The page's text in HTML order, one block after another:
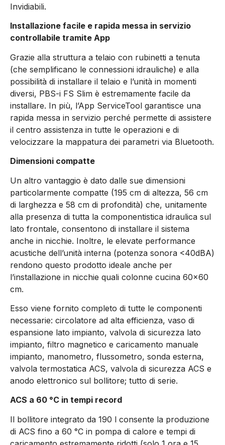
Invidiabili.
Installazione facile e rapida messa in servizio
controllabile tramite App
Grazie alla struttura a telaio con rubinetti a tenuta
(che semplificano le connessioni idrauliche) e alla
possibilità di installare il telaio e l’unità in momenti
diversi, PBS-i FS Slim è estremamente facile da
installare. In più, l’App ServiceTool garantisce una
rapida messa in servizio perché permette di assistere
il centro assistenza in tutte le operazioni e di
velocizzare la mappatura dei parametri via Bluetooth.
Dimensioni compatte
Un altro vantaggio è dato dalle sue dimensioni
particolarmente compatte (195 cm di altezza, 56 cm
di larghezza e 58 cm di profondità) che, unitamente
alla presenza di tutta la componentistica idraulica sul
lato frontale, consentono di installare il sistema
anche in nicchie. Inoltre, le elevate performance
acustiche dell’unità interna (potenza sonora <40dBA)
rendono questo prodotto ideale anche per
l’installazione in nicchie quali colonne cucina 60×60
cm.
Esso viene fornito completo di tutte le componenti
necessarie: circolatore ad alta efficienza, vaso di
espansione lato impianto, valvola di sicurezza lato
impianto, filtro magnetico e caricamento manuale
impianto, manometro, flussometro, sonda esterna,
valvola termostatica ACS, valvola di sicurezza ACS e
anodo elettronico sul bollitore; tutto di serie.
ACS a 60 °C in tempi record
Il bollitore integrato da 190 l consente la produzione
di ACS fino a 60 °C in pompa di calore e tempi di